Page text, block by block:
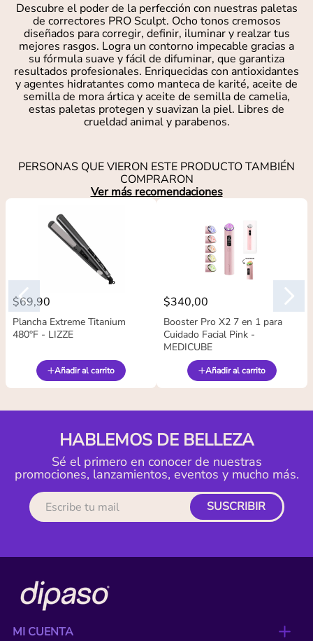
Descubre el poder de la perfección con nuestras paletas
de correctores PRO Sculpt. Ocho tonos cremosos
diseñados para corregir, definir, iluminar y realzar tus
mejores rasgos. Logra un contorno impecable gracias a
su fórmula suave y fácil de difuminar, que garantiza
resultados profesionales. Enriquecidas con antioxidantes
y agentes hidratantes como manteca de karité, aceite de
semilla de mora ártica y aceite de semilla de camelia,
estas paletas protegen y suavizan la piel. Libres de
crueldad animal y parabenos.
PERSONAS QUE VIERON ESTE PRODUCTO TAMBIÉN
COMPRARON
Ver más recomendaciones
$69,90
Plancha Extreme Titanium
480°F - LIZZE
Añadir al carrito
$340,00
Booster Pro X2 7 en 1 para
Cuidado Facial Pink -
MEDICUBE
Añadir al carrito
HABLEMOS DE BELLEZA
Sé el primero en conocer de nuestras
promociones, lanzamientos, eventos y mucho más.
SUSCRIBIR
MI CUENTA